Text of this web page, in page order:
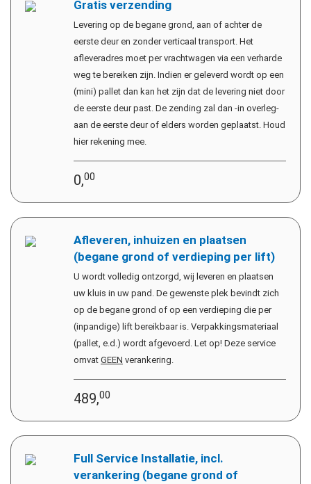
Gratis verzending
Levering op de begane grond, aan of achter de
eerste deur en zonder verticaal transport. Het
afleveradres moet per vrachtwagen via een verharde
weg te bereiken zijn. Indien er geleverd wordt op een
(mini) pallet dan kan het zijn dat de levering niet door
de eerste deur past. De zending zal dan -in overleg-
aan de eerste deur of elders worden geplaatst. Houd
hier rekening mee.
0,00
Afleveren, inhuizen en plaatsen
(begane grond of verdieping per lift)
U wordt volledig ontzorgd, wij leveren en plaatsen
uw kluis in uw pand. De gewenste plek bevindt zich
op de begane grond of op een verdieping die per
(inpandige) lift bereikbaar is. Verpakkingsmateriaal
(pallet, e.d.) wordt afgevoerd. Let op! Deze service
omvat GEEN verankering.
489,00
Full Service Installatie, incl.
verankering (begane grond of